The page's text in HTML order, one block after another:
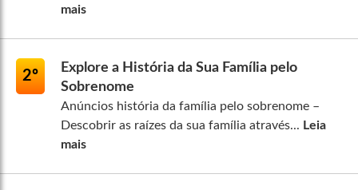
mais
2º
Explore a História da Sua Família pelo
Sobrenome
Anúncios história da família pelo sobrenome –
Descobrir as raízes da sua família através... Leia
mais